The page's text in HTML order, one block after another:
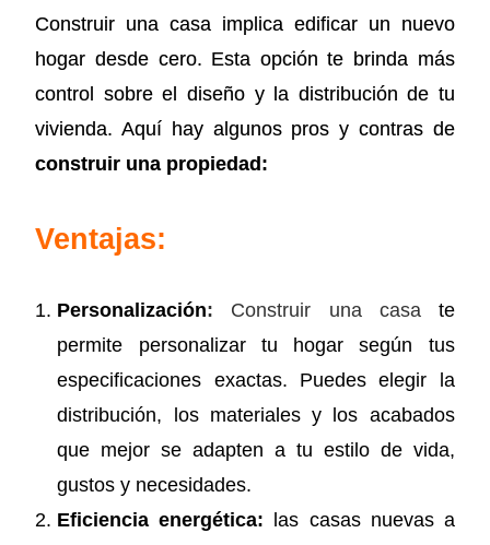
Construir una casa implica edificar un nuevo
hogar desde cero. Esta opción te brinda más
control sobre el diseño y la distribución de tu
vivienda. Aquí hay algunos pros y contras de
construir una propiedad:
Ventajas:
Personalización: Construir una casa te
permite personalizar tu hogar según tus
especificaciones exactas. Puedes elegir la
distribución, los materiales y los acabados
que mejor se adapten a tu estilo de vida,
gustos y necesidades.
Eficiencia energética: las casas nuevas a